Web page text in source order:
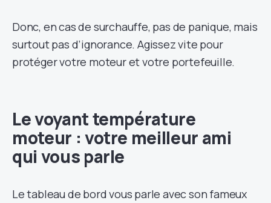
Donc, en cas de surchauffe, pas de panique, mais
surtout pas d’ignorance. Agissez vite pour
protéger votre moteur et votre portefeuille.
Le voyant température
moteur : votre meilleur ami
qui vous parle
Le tableau de bord vous parle avec son fameux